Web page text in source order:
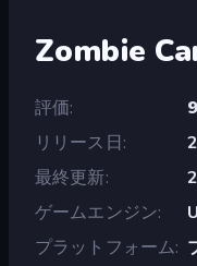
Zombie
評価
リリース日
最終更新
ゲームエンジン
プラットフォーム